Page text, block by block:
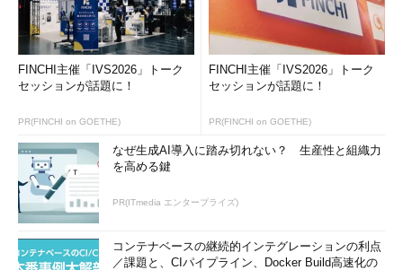
FINCHI主催「IVS2026」トーク
セッションが話題に！
PR(FINCHI on GOETHE)
FINCHI主催「IVS2026」トーク
セッションが話題に！
PR(FINCHI on GOETHE)
なぜ生成AI導入に踏み切れない？ 生産性と組織力
を高める鍵
PR(ITmedia エンタープライズ)
コンテナベースの継続的インテグレーションの利点
／課題と、CIパイプライン、Docker Build高速化の